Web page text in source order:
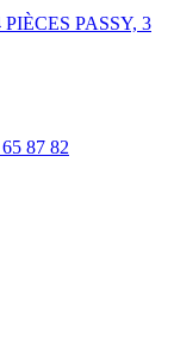
PASSY, 3
87 82